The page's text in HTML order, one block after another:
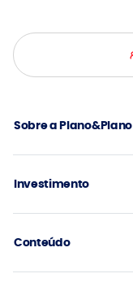
Sobre a Plano&Plano
Investimento
Conteúdo